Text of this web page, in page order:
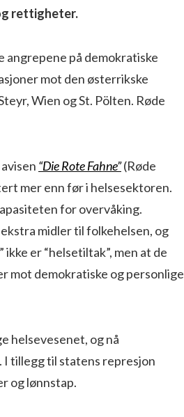
rettigheter.
angrepene på demokratiske
mot den østerrikske
Wien og St. Pölten. Røde
“Die Rote Fahne”(Røde
mer enn før i helsesektoren.
for overvåking.
midler til folkehelsen, og
er “helsetiltak”, men at de
mot demokratiske og personlige
helsevesenet, og nå
I tillegg til statens represjon
og lønnstap.